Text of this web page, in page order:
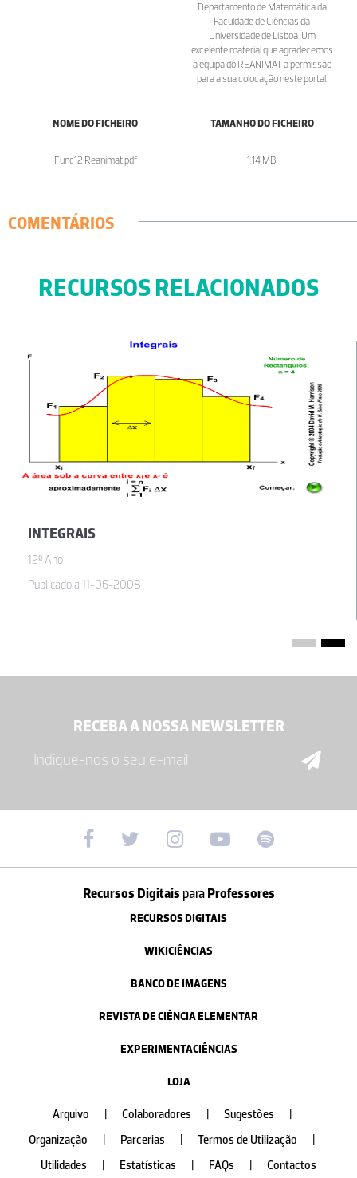
Departamento de Matemática da
Faculdade de Ciências da
Universidade de Lisboa. Um
excelente material que agradecemos
à equipa do REANIMAT a permissão
para a sua colocação neste portal.
NOME DO FICHEIRO
Func12 Reanimat.pdf
TAMANHO DO FICHEIRO
1.14 MB
COMENTÁRIOS
RECURSOS RELACIONADOS
INTEGRAIS
12º Ano
Publicado a 11-06-2008
RECEBA A NOSSA NEWSLETTER
Recursos Digitais paraProfessores
RECURSOS DIGITAIS
WIKICIÊNCIAS
BANCO DE IMAGENS
REVISTA DE CIÊNCIA ELEMENTAR
EXPERIMENTACIÊNCIAS
LOJA
Arquivo Colaboradores Sugestões
Organização
Parcerias Termos de Utilização
Utilidades
Estatísticas FAQs Contactos